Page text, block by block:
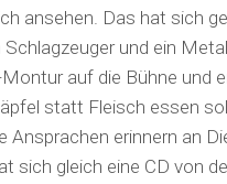
ansehen. Das hat sich
Schlagzeuger und ein
auf die Bühne und
statt Fleisch essen
erinnern an
sich gleich eine CD von